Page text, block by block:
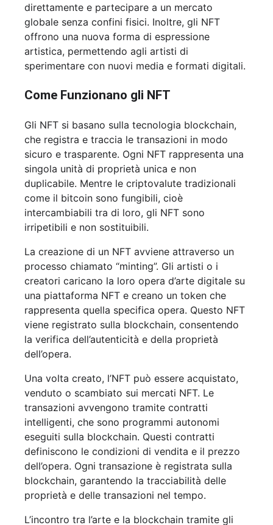
direttamente e partecipare a un mercato
globale senza confini fisici. Inoltre, gli NFT
offrono una nuova forma di espressione
artistica, permettendo agli artisti di
sperimentare con nuovi media e formati digitali.
Come Funzionano gli NFT
Gli NFT si basano sulla tecnologia blockchain,
che registra e traccia le transazioni in modo
sicuro e trasparente. Ogni NFT rappresenta una
singola unità di proprietà unica e non
duplicabile. Mentre le criptovalute tradizionali
come il bitcoin sono fungibili, cioè
intercambiabili tra di loro, gli NFT sono
irripetibili e non sostituibili.
La creazione di un NFT avviene attraverso un
processo chiamato “minting”. Gli artisti o i
creatori caricano la loro opera d’arte digitale su
una piattaforma NFT e creano un token che
rappresenta quella specifica opera. Questo NFT
viene registrato sulla blockchain, consentendo
la verifica dell’autenticità e della proprietà
dell’opera.
Una volta creato, l’NFT può essere acquistato,
venduto o scambiato sui mercati NFT. Le
transazioni avvengono tramite contratti
intelligenti, che sono programmi autonomi
eseguiti sulla blockchain. Questi contratti
definiscono le condizioni di vendita e il prezzo
dell’opera. Ogni transazione è registrata sulla
blockchain, garantendo la tracciabilità delle
proprietà e delle transazioni nel tempo.
L’incontro tra l’arte e la blockchain tramite gli